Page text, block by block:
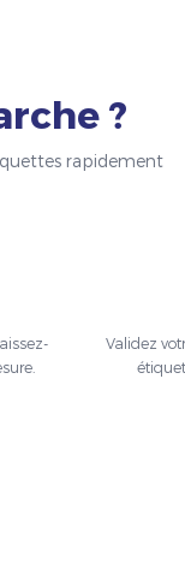
?
rapidement
Validez